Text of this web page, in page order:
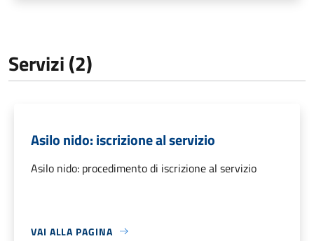
Servizi (2)
Asilo nido: iscrizione al servizio
Asilo nido: procedimento di iscrizione al servizio
VAI ALLA PAGINA